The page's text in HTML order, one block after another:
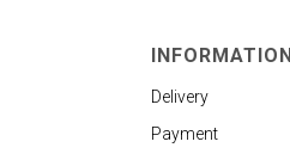
INFORMATION
Delivery
Payment